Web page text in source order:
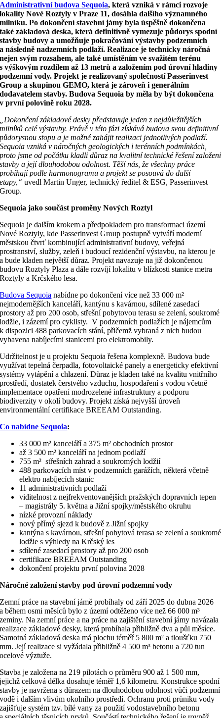
Administrativní budova Sequoia, která vzniká v rámci rozvoje
lokality Nové Roztyly v Praze 11, dosáhla dalšího významného
milníku. Po dokončení stavební jámy byla úspěšně dokončena
také základová deska, která definitivně vymezuje půdorys spodní
stavby budovy a umožňuje pokračování výstavby podzemních
a následně nadzemních podlaží. Realizace je technicky náročná
nejen svým rozsahem, ale také umístěním ve svažitém terénu
s výškovým rozdílem až 13 metrů a založením pod úrovní hladiny
podzemní vody.Projekt je realizovaný společností Passerinvest
Group a skupinou GEMO, která je zároveň i generálním
dodavatelem stavby. Budova Sequoia by měla by být dokončena
v první polovině roku 2028.
„Dokončení základové desky představuje jeden z nejdůležitějších
milníků celé výstavby. Právě v této fázi získává budova svou definitivní
půdorysnou stopu a je možné zahájit realizaci jednotlivých podlaží.
Sequoia vzniká v náročných geologických i terénních podmínkách,
proto jsme od počátku kladli důraz na kvalitní technické řešení založení
stavby a její dlouhodobou odolnost. Těší nás, že všechny práce
probíhají podle harmonogramu a projekt se posouvá do další
etapy,“uvedl Martin Unger, technický ředitel & ESG, Passerinvest
Group.
Sequoia jako součást proměny Nových Roztyl
Sequoia je dalším krokem a předpokladem pro transformaci území
Nové Roztyly, kde Passerinvest Group postupně vytváří moderní
městskou čtvrť kombinující administrativní budovy, veřejná
prostranství, služby, zeleň i budoucí rezidenční výstavbu, na kterou je
a bude kladen největší důraz. Projekt navazuje na již dokončenou
budovu Roztyly Plaza a dále rozvíjí lokalitu v blízkosti stanice metra
Roztyly a Krčského lesa.
Budova Sequoia nabídne po dokončení více než 33 000 m²
nejmodernějších kanceláří, kantýnu s kavárnou, sdílené zasedací
prostory až pro 200 osob, střešní pobytovou terasu se zelení, soukromé
lodžie, i zázemí pro cyklisty. V podzemních podlažích je nájemcům
k dispozici 488 parkovacích stání, přičemž vybraná z nich budou
vybavena nabíjecími stanicemi pro elektromobily.
Udržitelnost je u projektu Sequoia řešena komplexně. Budova bude
využívat tepelná čerpadla, fotovoltaické panely a energeticky efektivní
systémy vytápění a chlazení. Důraz je kladen také na kvalitu vnitřního
prostředí, dostatek čerstvého vzduchu, hospodaření s vodou včetně
implementace opatření modrozelené infrastruktury a podporu
biodiverzity v okolí budovy. Projekt získá nejvyšší úroveň
environmentální certifikace BREEAM Outstanding.
Co nabídne Sequoia:
33 000 m² kanceláří a 375 m² obchodních prostor
až 3 500 m² kanceláří na jednom podlaží
755 m² střešních zahrad a soukromých lodžií
488 parkovacích míst v podzemních garážích, některá včetně
elektro nabíjecích stanic
11 administrativních podlaží
viditelnost z nejfrekventovanějších pražských dopravních tepen
– magistrály 5. května a Jižní spojky/městského okruhu
nízké provozní náklady
nový přímý sjezd k budově z Jižní spojky
kantýna s kavárnou, střešní pobytová terasa se zelení a soukromé
lodžie s výhledy na Krčský les
sdílené zasedací prostory až pro 200 osob
certifikace BREEAM Outstanding
dokončení projektu první polovina 2028
Náročné založení stavby pod úrovní podzemní vody
Zemní práce na stavební jámě probíhaly od září 2025 do dubna 2026
a během osmi měsíců bylo z území odtěženo více než 66 000 m³
zeminy. Na zemní práce a na práce na zajištění stavební jámy navázala
realizace základové desky, která probíhala přibližně dva a půl měsíce.
Samotná základová deska má plochu téměř 5 800 m² a tloušťku 750
mm. Její realizace si vyžádala přibližně 4 500 m³ betonu a 720 tun
ocelové výztuže.
Stavba je založena na 219 pilotách o průměru 900 až 1 500 mm,
jejichž celková délka dosahuje téměř 1,6 kilometru. Konstrukce spodní
stavby je navržena s důrazem na dlouhodobou odolnost vůči podzemní
vodě i dalším vlivům okolního prostředí. Ochranu proti průniku vody
zajišťuje systém tzv. bílé vany za použití vodostavebního betonu